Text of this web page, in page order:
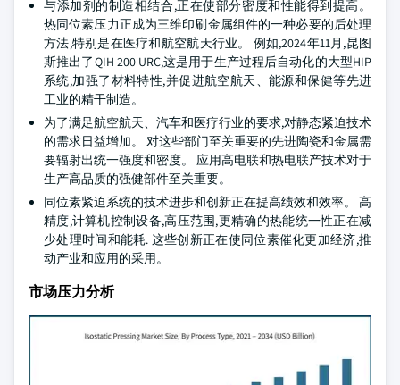
与添加剂的制造相结合,正在使部分密度和性能得到提高。
热同位素压力正成为三维印刷金属组件的一种必要的后处理
方法,特别是在医疗和航空航天行业。 例如,2024年11月,昆图
斯推出了QIH 200 URC,这是用于生产过程后自动化的大型HIP
系统,加强了材料特性,并促进航空航天、能源和保健等先进
工业的精干制造。
为了满足航空航天、汽车和医疗行业的要求,对静态紧迫技术
的需求日益增加。 对这些部门至关重要的先进陶瓷和金属需
要辐射出统一强度和密度。 应用高电联和热电联产技术对于
生产高品质的强健部件至关重要。
同位素紧迫系统的技术进步和创新正在提高绩效和效率。 高
精度,计算机控制设备,高压范围,更精确的热能统一性正在减
少处理时间和能耗. 这些创新正在使同位素催化更加经济,推
动产业和应用的采用。
市场压力分析